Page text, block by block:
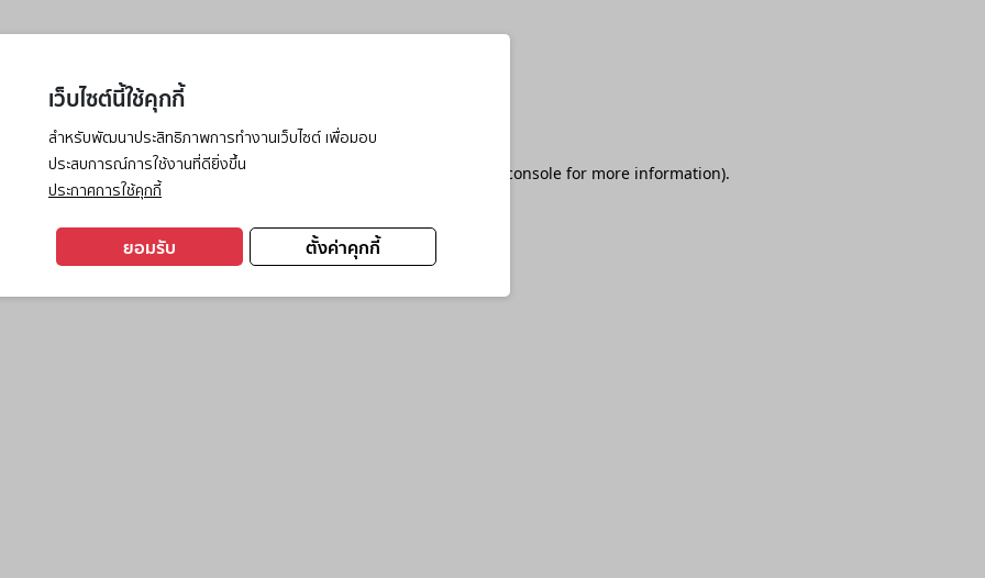
เว็บไซต์นี้ใช้คุกกี้
สำหรับพัฒนาประสิทธิภาพการทำงานเว็บไซต์ เพื่อมอบ
ประสบการณ์การใช้งานที่ดียิ่งขึ้น
ประกาศการใช้คุกกี้
ตั้งค่าคุกกี้
ยอมรับ
has occurred while loading browser console for more information).